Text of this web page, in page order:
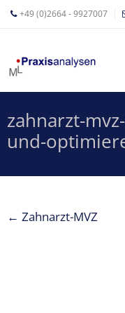
+49 (0)2664 - 9927007
zahnarzt-
und-
← Zahnarzt-MVZ
Leyer
Expertisen
Betriebswirtschaftliche
Beratung für
Zahnärzte